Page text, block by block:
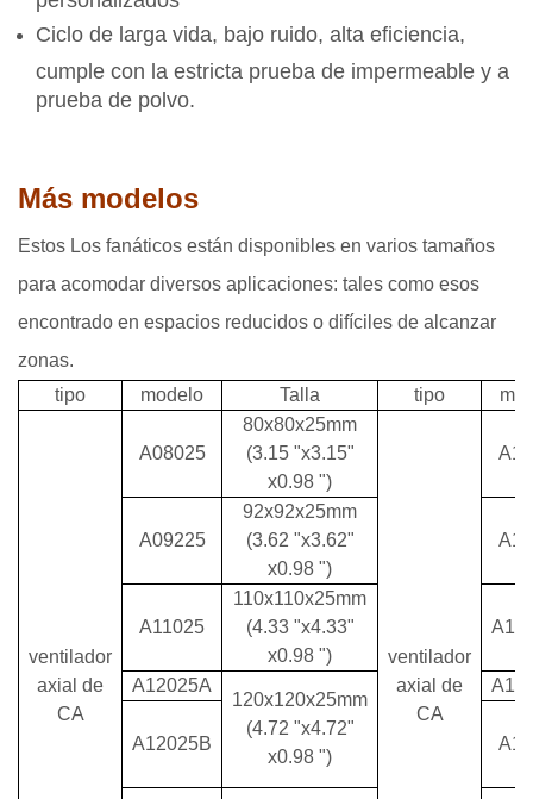
Ciclo de larga vida, bajo ruido, alta eficiencia,
cumple con la estricta prueba de impermeable y a
prueba de polvo.
Más modelos
Estos Los fanáticos están disponibles en varios tamaños
para acomodar diversos aplicaciones: tales como esos
encontrado en espacios reducidos o difíciles de alcanzar
zonas.
tipo
modelo Talla tipo
ventilador
axial de
CA
A08025
80x80x25mm
(3.15 "x3.15"
x0.98 ")
ventilador
axial de
CA
A09225
92x92x25mm
(3.62 "x3.62"
x0.98 ")
A11025
110x110x25mm
(4.33 "x4.33"
x0.98 ")
A12025A
120x120x25mm
(4.72 "x4.72"
x0.98 ")
A12025B